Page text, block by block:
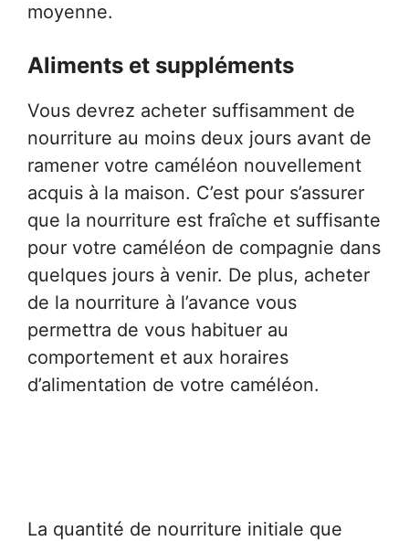
moyenne.
Aliments et suppléments
Vous devrez acheter suffisamment de
nourriture au moins deux jours avant de
ramener votre caméléon nouvellement
acquis à la maison. C’est pour s’assurer
que la nourriture est fraîche et suffisante
pour votre caméléon de compagnie dans
quelques jours à venir. De plus, acheter
de la nourriture à l’avance vous
permettra de vous habituer au
comportement et aux horaires
d’alimentation de votre caméléon.
La quantité de nourriture initiale que